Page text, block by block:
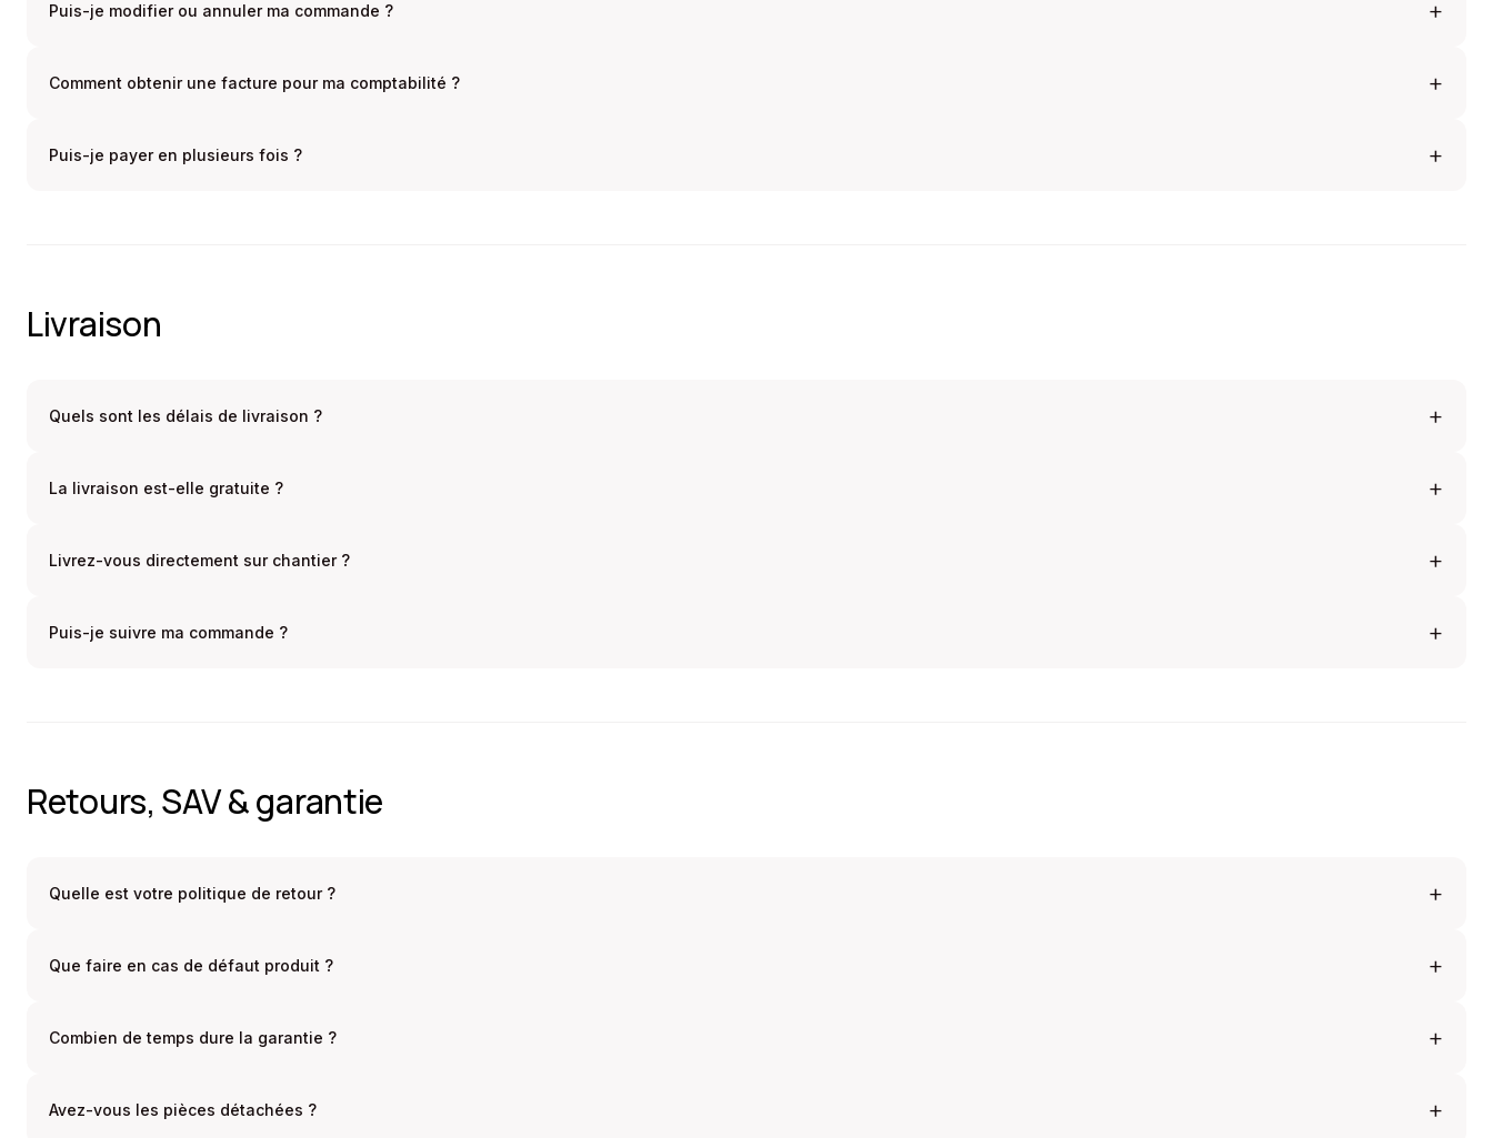
Puis-je modifier ou annuler ma commande ?
Comment obtenir une facture pour ma comptabilité ?
Puis-je payer en plusieurs fois ?
Livraison
Quels sont les délais de livraison ?
La livraison est-elle gratuite ?
Livrez-vous directement sur chantier ?
Puis-je suivre ma commande ?
Retours, SAV & garantie
Quelle est votre politique de retour ?
Que faire en cas de défaut produit ?
Combien de temps dure la garantie ?
Avez-vous les pièces détachées ?